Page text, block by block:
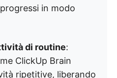
in modo
di routine:
ClickUp Brain
ripetitive, liberando